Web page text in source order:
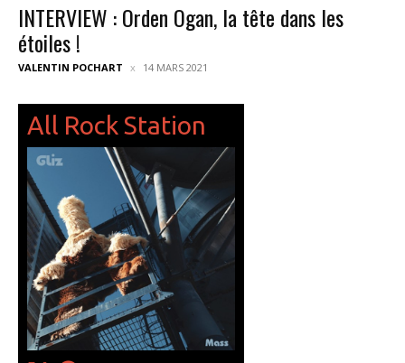
INTERVIEW : Orden Ogan, la tête dans les
étoiles !
VALENTIN POCHART 14 MARS 2021